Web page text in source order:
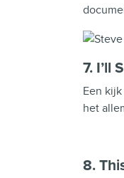
7. I’ll
Een
het
8.